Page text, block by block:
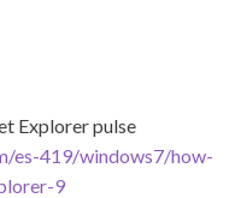
Explorer pulse
es-419/windows7/how-
9